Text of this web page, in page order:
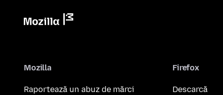
Mozilla
Raportează un abuz de mărci
Firefox
Descarcă